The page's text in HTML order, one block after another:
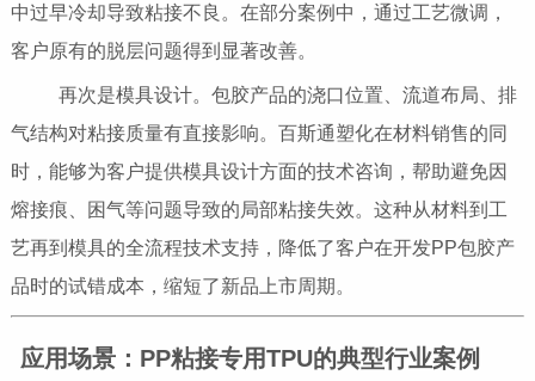
中过早冷却导致粘接不良。在部分案例中，通过工艺微调，
客户原有的脱层问题得到显著改善。
再次是模具设计。包胶产品的浇口位置、流道布局、排
气结构对粘接质量有直接影响。百斯通塑化在材料销售的同
时，能够为客户提供模具设计方面的技术咨询，帮助避免因
熔接痕、困气等问题导致的局部粘接失效。这种从材料到工
艺再到模具的全流程技术支持，降低了客户在开发PP包胶产
品时的试错成本，缩短了新品上市周期。
应用场景：PP粘接专用TPU的典型行业案例